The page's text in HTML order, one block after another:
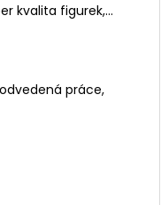
kvalita figurek,...
5 hvězdiček.
práce,